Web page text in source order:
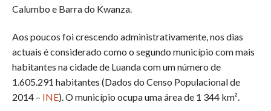
Calumbo e Barra do Kwanza.
Aos poucos foi crescendo administrativamente, nos dias
actuais é considerado como o segundo município com mais
habitantes na cidade de Luanda com um número de
1.605.291 habitantes (Dados do Censo Populacional de
2014 – INE). O município ocupa uma área de 1 344 km².